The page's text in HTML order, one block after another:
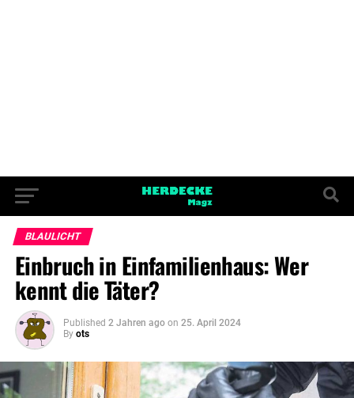
BLAULICHT
Einbruch in Einfamilienhaus: Wer
kennt die Täter?
Published 2 Jahren ago on 25. April 2024
By ots